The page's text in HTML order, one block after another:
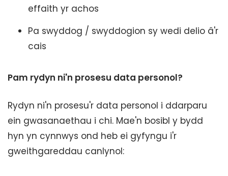
effaith yr achos
Pa swyddog / swyddogion sy wedi delio â'r
cais
Pam rydyn ni'n prosesu data personol?
Rydyn ni'n prosesu'r data personol i ddarparu
ein gwasanaethau i chi. Mae'n bosibl y bydd
hyn yn cynnwys ond heb ei gyfyngu i'r
gweithgareddau canlynol: